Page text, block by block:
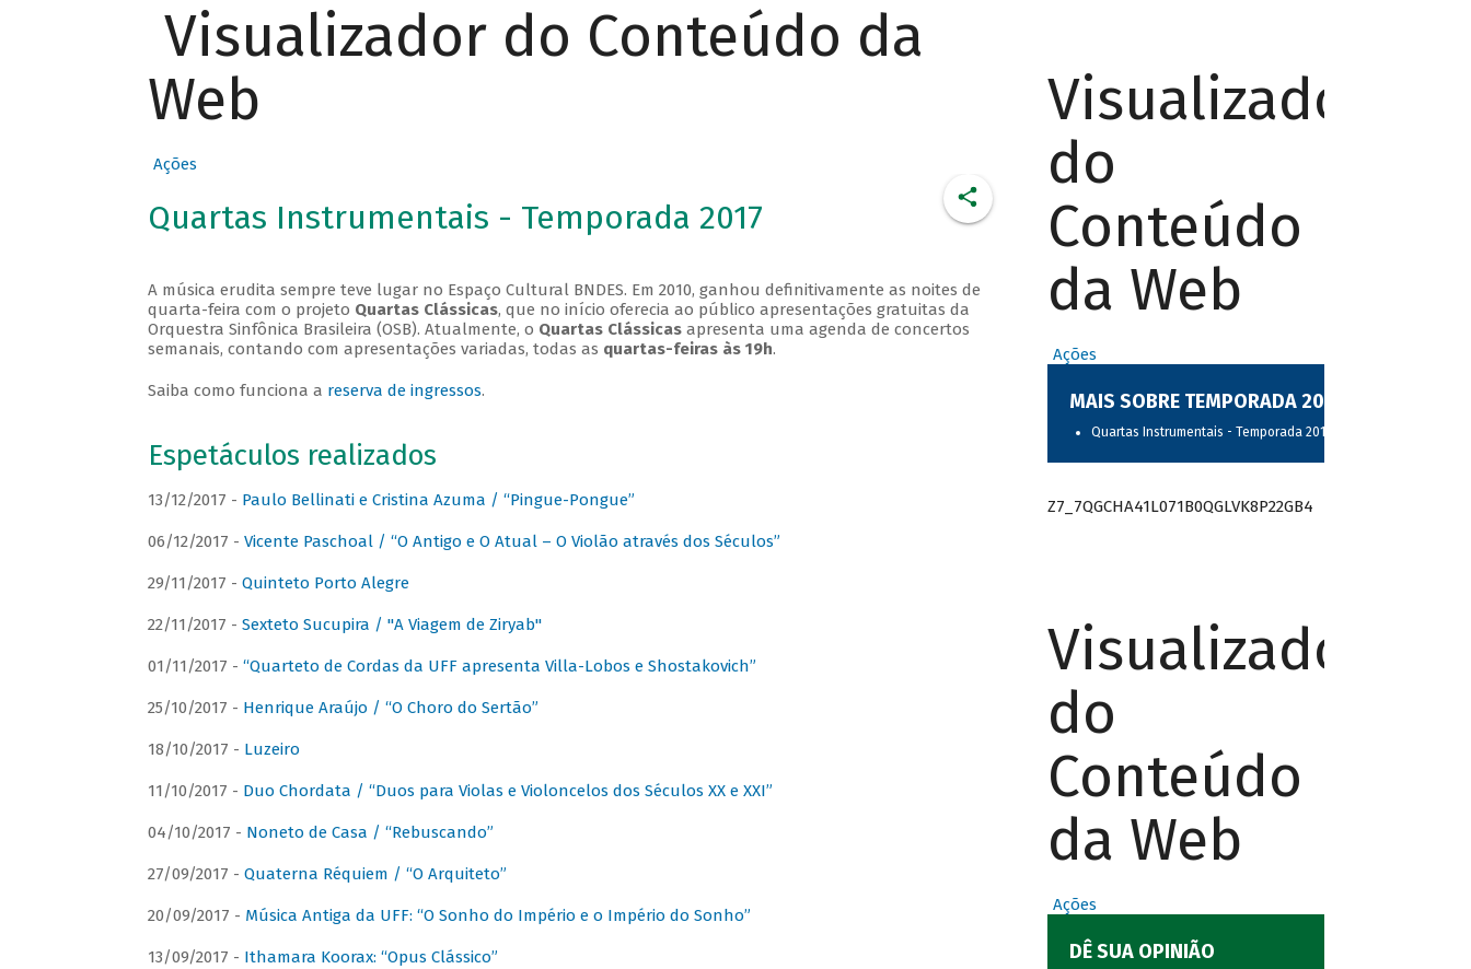
Visualizador do Conteúdo da
Web
Ações
Quartas Instrumentais - Temporada 2017
A música erudita sempre teve lugar no Espaço Cultural BNDES. Em 2010, ganhou definitivamente as noites de
quarta-feira com o projeto Quartas Clássicas, que no início oferecia ao público apresentações gratuitas da
Orquestra Sinfônica Brasileira (OSB). Atualmente, o Quartas Clássicasapresenta uma agenda de concertos
semanais, contando com apresentações variadas, todas as quartas-feiras às 19h.
Saiba como funciona a reserva de ingressos.
Espetáculos realizados
13/12/2017 - Paulo Bellinati e Cristina Azuma / “Pingue-Pongue”
06/12/2017 - Vicente Paschoal / “O Antigo e O Atual – O Violão através dos Séculos”
29/11/2017 - Quinteto Porto Alegre
22/11/2017 - Sexteto Sucupira / "A Viagem de Ziryab"
01/11/2017 - “Quarteto de Cordas da UFF apresenta Villa-Lobos e Shostakovich”
25/10/2017 - Henrique Araújo / “O Choro do Sertão”
18/10/2017 - Luzeiro
11/10/2017 - Duo Chordata / “Duos para Violas e Violoncelos dos Séculos XX e XXI”
04/10/2017 - Noneto de Casa / “Rebuscando”
27/09/2017 - Quaterna Réquiem / “O Arquiteto”
20/09/2017 - Música Antiga da UFF: “O Sonho do Império e o Império do Sonho”
13/09/2017 - Ithamara Koorax: “Opus Clássico”
Visualizador
do
Conteúdo
da Web
Ações
MAIS SOBRE TEMPORADA 2017
Quartas Instrumentais - Temporada 2017
Z7_7QGCHA41L071B0QGLVK8P22GB4
Visualizador
do
Conteúdo
da Web
Ações
DÊ SUA OPINIÃO